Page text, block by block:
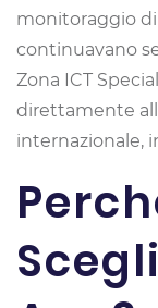
monitoraggio di
continuavano
Zona ICT
direttamente
internazionale,